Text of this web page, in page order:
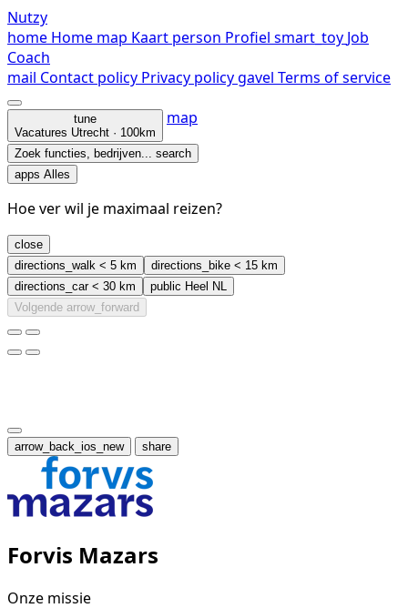
Nutzy
home Home map Kaart person Profiel smart_toy Job
Coach
mail Contact policy Privacy policygavel Terms of service
tune
Vacatures Utrecht · 100km
map
Zoek functies, bedrijven... search
apps Alles
Hoe ver wil je maximaal reizen?
close
directions_walk < 5 km directions_bike < 15 km
directions_car< 30 km public Heel NL
Volgende arrow_forward
arrow_back_ios_new share
Forvis Mazars
Onze missie